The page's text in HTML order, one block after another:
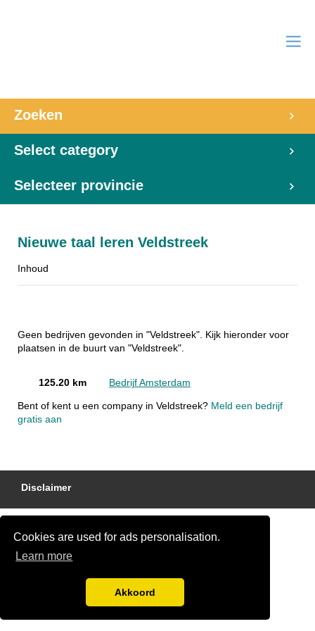
Cookies are used for ads personalisation.
Learn more
Akkoord
Zoeken
Select category
Selecteer provincie
Nieuwe taal leren Veldstreek
Inhoud
Geen bedrijven gevonden in "Veldstreek". Kijk hieronder voor
plaatsen in de buurt van "Veldstreek".
125.20 km Bedrijf Amsterdam
Bent of kent u een company in Veldstreek? Meld een bedrijf
gratis aan
Disclaimer